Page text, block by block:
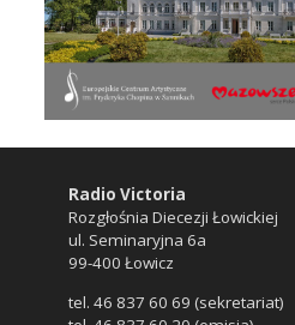
Radio Victoria
Rozgłośnia Diecezji Łowickiej
ul. Seminaryjna 6a
99-400 Łowicz
tel. 46 837 60 69 (sekretariat)